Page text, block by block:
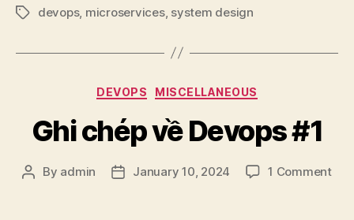
Tagsdevops, microservices, system design
Categories
DEVOPS MISCELLANEOUS
Ghi chép về Devops #1
Post
By admin
PostJanuary 10, 2024 1 Commenton